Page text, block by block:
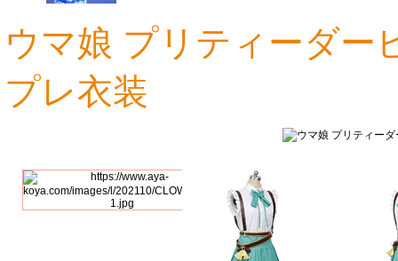
13,704円 16,371円
15,667円
ウマ娘 プリティーダー
プレ衣装